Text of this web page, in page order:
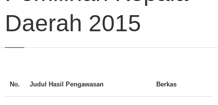
Daerah 2015
No. Judul Hasil Pengawasan Berkas